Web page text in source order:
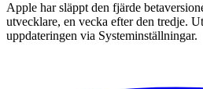
Apple har släppt den fjärde
utvecklare, en vecka efter den tredje.
uppdateringen via Systeminställningar.